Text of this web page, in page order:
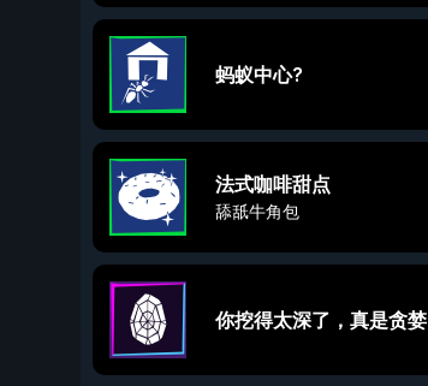
蚂蚁中心?
法式咖啡甜点
舔舐牛角包
你挖得太深了，真是贪婪